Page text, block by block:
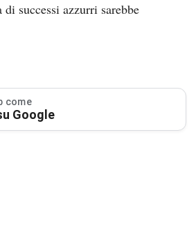
successi azzurri sarebbe
come
Google